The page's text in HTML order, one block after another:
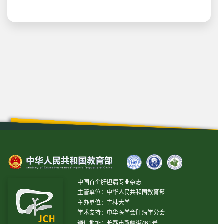
中国首个肝胆病专业杂志
主管单位：中华人民共和国教育部
主办单位：吉林大学
学术支持：中华医学会肝病学分会